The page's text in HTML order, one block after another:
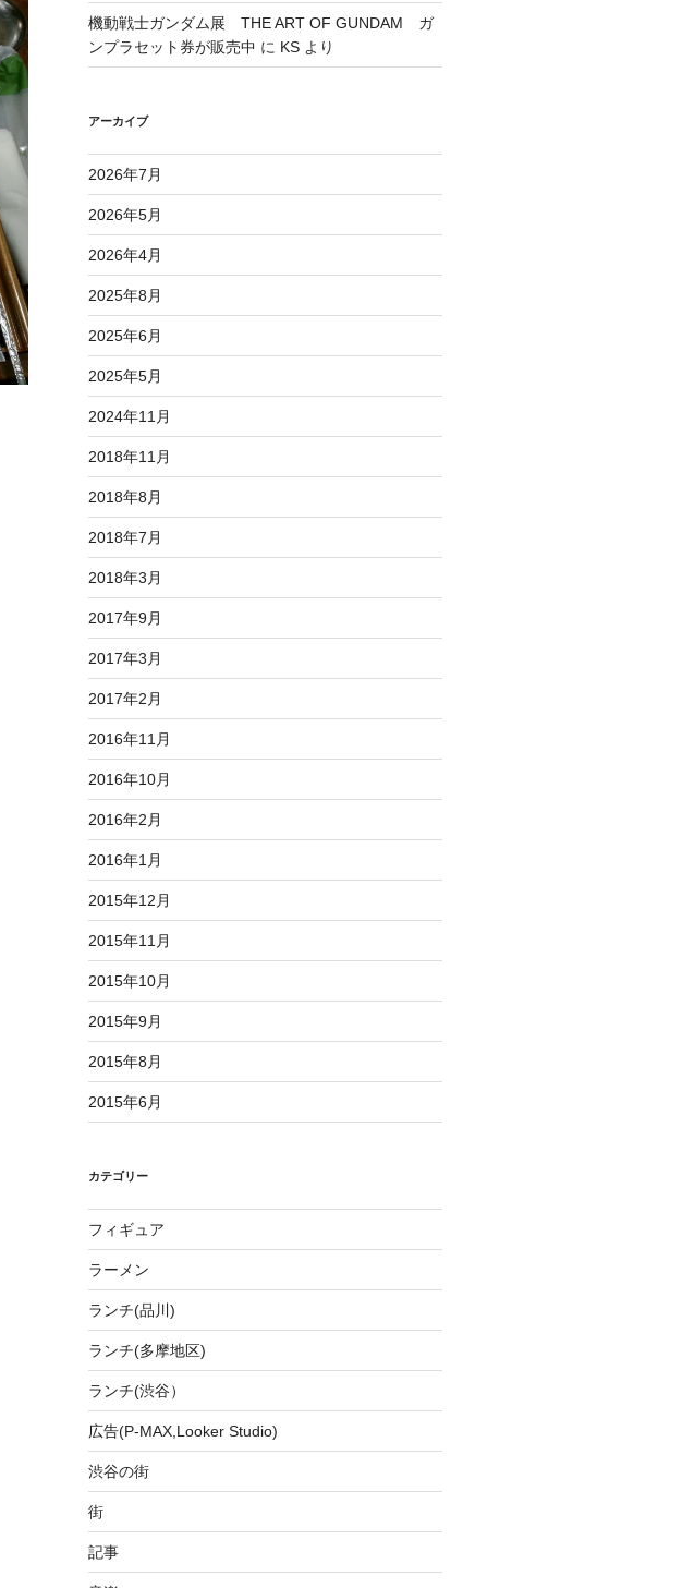
機動戦士ガンダム展 THE ART OF GUNDAM ガ
ンプラセット券が販売中 に KSより
アーカイブ
2026年7月
2026年5月
2026年4月
2025年8月
2025年6月
2025年5月
2024年11月
2018年11月
2018年8月
2018年7月
2018年3月
2017年9月
2017年3月
2017年2月
2016年11月
2016年10月
2016年2月
2016年1月
2015年12月
2015年11月
2015年10月
2015年9月
2015年8月
2015年6月
カテゴリー
フィギュア
ラーメン
ランチ(品川)
ランチ(多摩地区)
ランチ(渋谷）
広告(P-MAX,Looker Studio)
渋谷の街
街
記事